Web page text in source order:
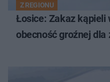
Z REGIONU
Łosice: Zakaz kąpieli
obecność groźnej